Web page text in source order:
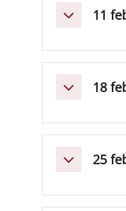
Minimizza
11
Minimizza
18
Minimizza
25